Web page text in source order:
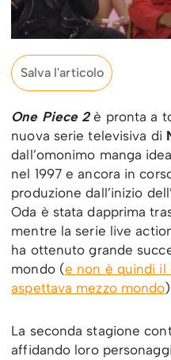
Salva l'articolo
One Piece 2è pronta a
nuova serie televisiva di
dall’omonimo manga
nel 1997 e ancora in
produzione dall’inizio
Oda è stata dapprima
mentre la serie live
ha ottenuto grande
mondo (e non è quindi il
aspettava mezzo mondo
La seconda stagione
affidando loro